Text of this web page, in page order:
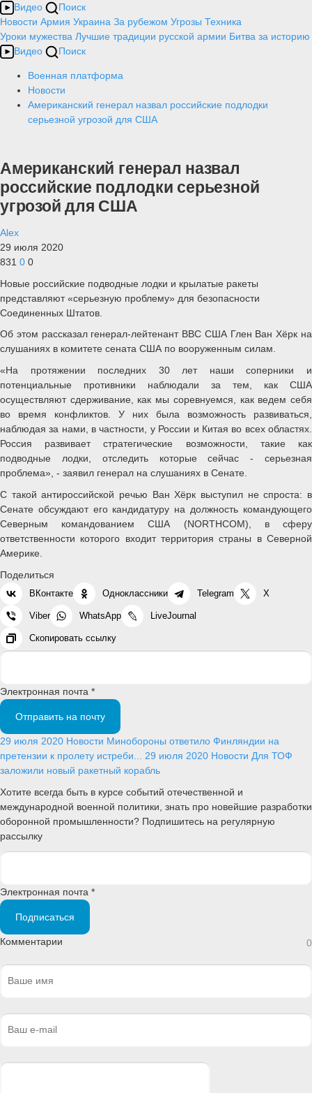
Видео
Поиск
Новости Армия Украина За рубежом Угрозы Техника
Уроки мужества Лучшие традиции русской армии Битва за историю
Видео
Поиск
Военная платформа
Новости
Американский генерал назвал российские подлодки
серьезной угрозой для США
Американский генерал назвал
российские подлодки серьезной
угрозой для США
Alex
29 июля 2020
831 0 0
Новые российские подводные лодки и крылатые ракеты
представляют «серьезную проблему» для безопасности
Соединенных Штатов.
Об этом рассказал генерал-лейтенант ВВС США Глен Ван Хёрк на
слушаниях в комитете сената США по вооруженным силам.
«На протяжении последних 30 лет наши соперники и
потенциальные противники наблюдали за тем, как США
осуществляют сдерживание, как мы соревнуемся, как ведем себя
во время конфликтов. У них была возможность развиваться,
наблюдая за нами, в частности, у России и Китая во всех областях.
Россия развивает стратегические возможности, такие как
подводные лодки, отследить которые сейчас - серьезная
проблема», - заявил генерал на слушаниях в Сенате.
С такой антироссийской речью Ван Хёрк выступил не спроста: в
Сенате обсуждают его кандидатуру на должность командующего
Северным командованием США (NORTHCOM), в сферу
ответственности которого входит территория страны в Северной
Америке.
Поделиться
ВКонтакте Одноклассники Telegram X
Viber WhatsApp LiveJournal
Скопировать ссылку
Электронная почта *
Отправить на почту
29 июля 2020 Новости Минобороны ответило Финляндии на
претензии к пролету истреби... 29 июля 2020 Новости Для ТОФ
заложили новый ракетный корабль
Хотите всегда быть в курсе событий отечественной и
международной военной политики, знать про новейшие разработки
оборонной промышленности? Подпишитесь на регулярную
рассылку
Электронная почта *
Подписаться
Комментарии 0